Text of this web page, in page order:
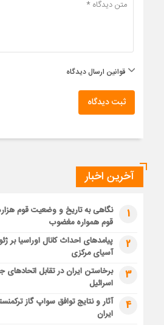
قوانین ارسال دیدگاه
ثبت دیدگاه
آخرین اخبار
1
نگاهی به تاریخ و وضعیت قوم
قوم همواره مغضوب
2
پیامدهای احداث کانال اوراسیا بر
آسیای مرکزی
3
برخاستن ایران در تقابل اتحادهای
اسرائیل
4
آثار و نتایج توافق سواپ گاز
ایران